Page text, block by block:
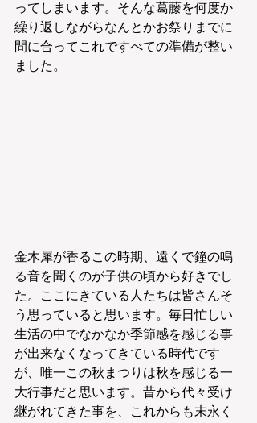
ってしまいます。そんな葛藤を何度か
繰り返しながらなんとかお祭りまでに
間に合ってこれですべての準備が整い
ました。
金木犀が香るこの時期、遠くで鐘の鳴
る音を聞くのが子供の頃から好きでし
た。ここにきている人たちは皆さんそ
う思っていると思います。毎日忙しい
生活の中でなかなか季節感を感じる事
が出来なくなってきている時代です
が、唯一この秋まつりは秋を感じる一
大行事だと思います。昔から代々受け
継がれてきた事を、これからも末永く